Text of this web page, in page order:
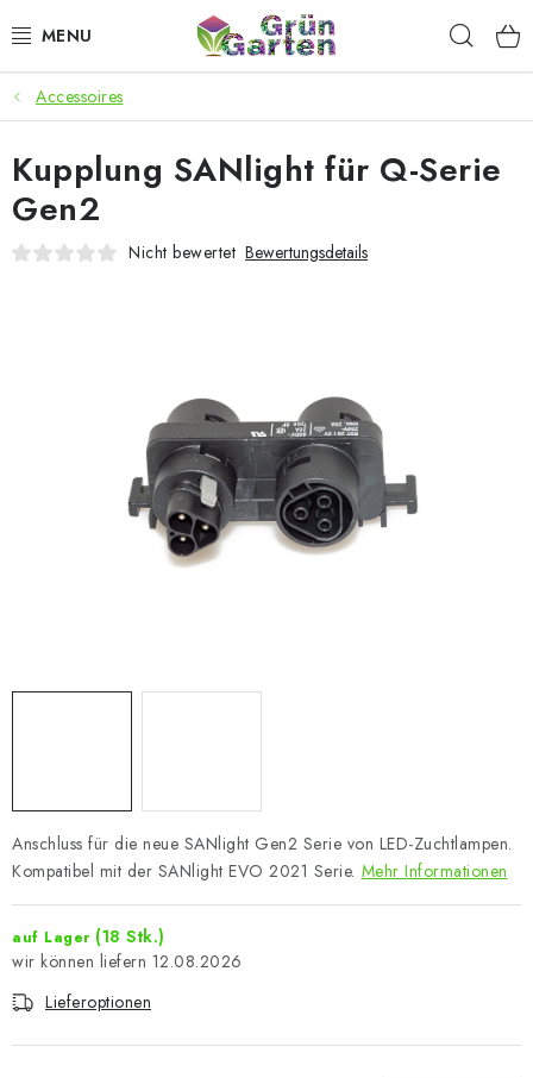
Inhalt
ANGEBOTE
LED PFLANZENLAMPEN
ANBAUBEDARF FÜR DEN HEIMANBAU
SMARTER GARTEN
Geschäftsbewertung Kaufberatung AGB
Blog
Datenschutzerklärung Impressum
Accessoires
Anschluss für die neue SANlight Gen2 Serie von LED-Zuchtlampen.
Kompatibel mit der SANlight EVO 2021 Serie. Mehr Informationen
auf Lager (18 Stk.)
12.08.2026
Lieferoptionen
Kupplung SANlight für Q-Serie
Gen2
Nicht bewertet Bewertungsdetails